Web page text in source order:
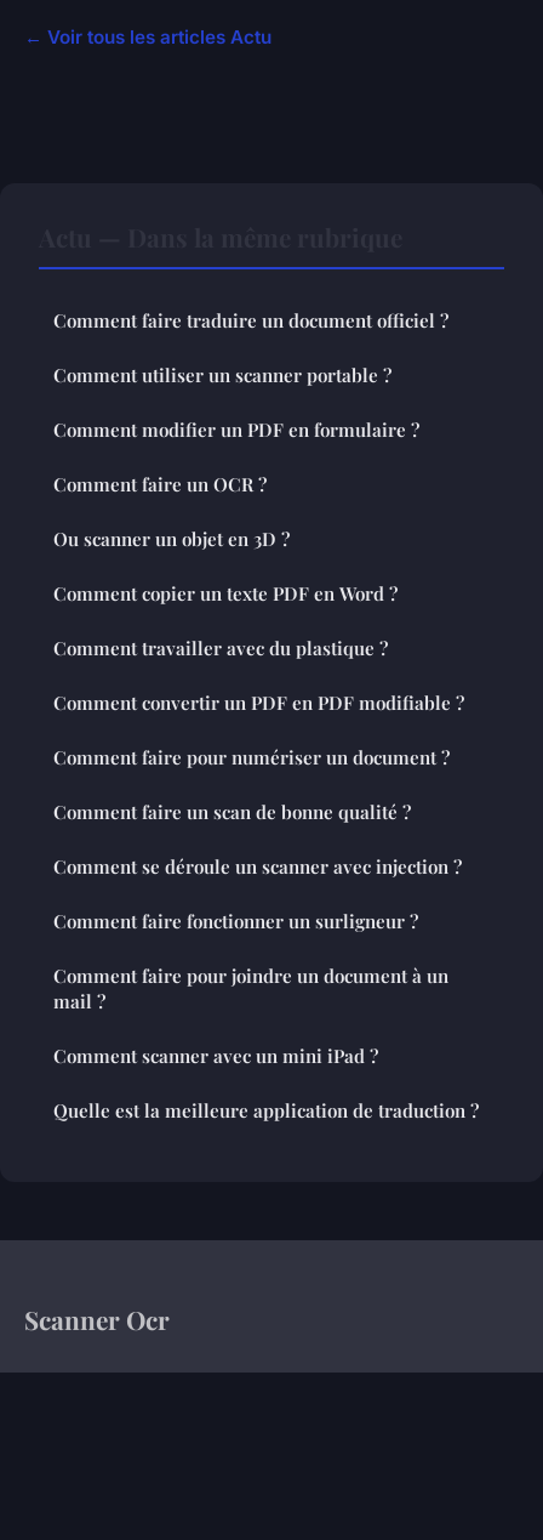
← Voir tous les articles Actu
Comment faire traduire un document officiel ?
Comment utiliser un scanner portable ?
Comment modifier un PDF en formulaire ?
Comment faire un OCR ?
Ou scanner un objet en 3D ?
Comment copier un texte PDF en Word ?
Comment travailler avec du plastique ?
Comment convertir un PDF en PDF modifiable ?
Comment faire pour numériser un document ?
Comment faire un scan de bonne qualité ?
Comment se déroule un scanner avec injection ?
Comment faire fonctionner un surligneur ?
Comment faire pour joindre un document à un
mail ?
Comment scanner avec un mini iPad ?
Quelle est la meilleure application de traduction ?
Scanner Ocr